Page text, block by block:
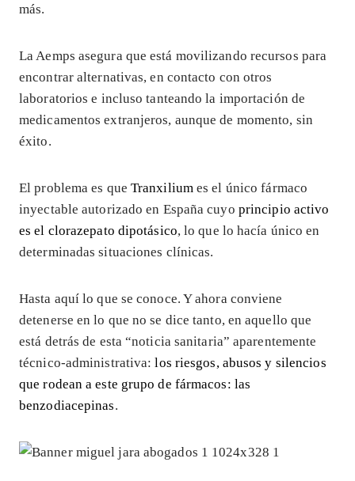
más.
La Aemps asegura que está movilizando recursos para
encontrar alternativas, en contacto con otros
laboratorios e incluso tanteando la importación de
medicamentos extranjeros, aunque de momento, sin
éxito.
El problema es que Tranxiliumes el único fármaco
inyectable autorizado en España cuyo principio activo
es el clorazepato dipotásico, lo que lo hacía único en
determinadas situaciones clínicas.
Hasta aquí lo que se conoce. Y ahora conviene
detenerse en lo que no se dice tanto, en aquello que
está detrás de esta “noticia sanitaria” aparentemente
técnico-administrativa:los riesgos, abusos y silencios
que rodean a este grupo de fármacos: las
benzodiacepinas.